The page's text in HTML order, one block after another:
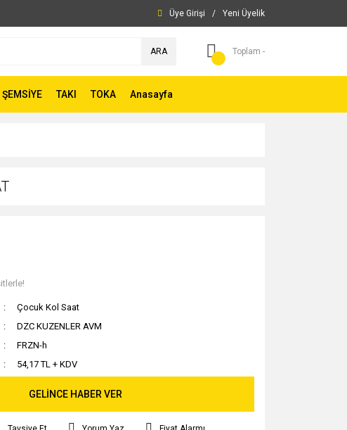
Üye Girişi / Yeni Üyelik
ARA Toplam -
ŞEMSİYE TAKI TOKA Anasayfa
Çocuk Kol Saat
DZC KUZENLER AVM
FRZN-h
54,17 TL + KDV
GELİNCE HABER VER